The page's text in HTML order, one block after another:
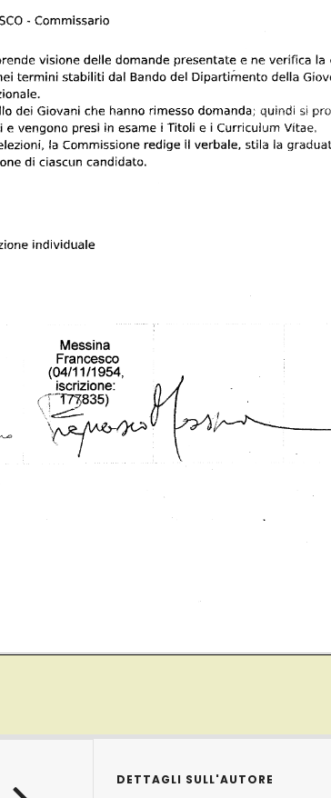
DETTAGLI SULL'AUTORE